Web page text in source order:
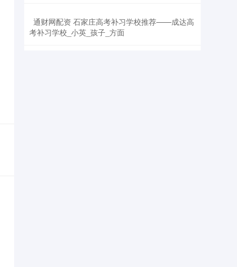
​通财网配资 石家庄高考补习学校推荐——成达高
考补习学校_小英_孩子_方面